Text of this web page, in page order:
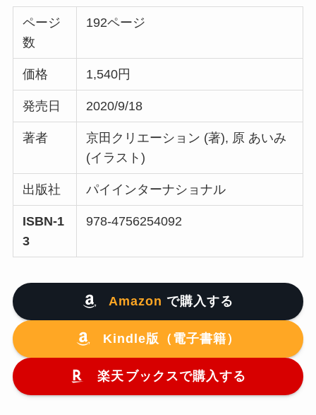
ページ
数
192ページ
価格 1,540円
発売日 2020/9/18
著者
京田クリエーション (著), 原 あいみ
(イラスト)
出版社 パイインターナショナル
ISBN-1
3
978-4756254092
Amazon で購入する
Kindle版（電子書籍）
楽天 ブックスで購入する